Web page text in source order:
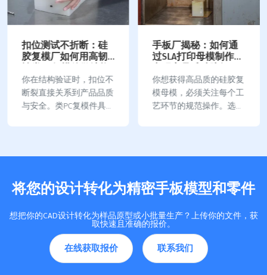
扣位测试不折断：硅
胶复模厂如何用高韧
验证
你在结构验证时，扣位不
断裂直接关系到产品品质
与安全。类PC复模件具备
料选型与焊接工艺对结构
性影响： 参数维度关键…
手板厂揭秘：如何通
过SLA打印母模制作，
模？
你想获得高品质的硅胶复
模母模，必须关注每个工
艺环节的规范操作。选择
样模具硬度和固化时间才
要慢慢搅拌，避免气泡产
生…
将您的设计转化为精密手板模型和零件
想把你的CAD设计转化为样品原型或小批量生产？上传你的文件，获
取快速且准确的报价。
在线获取报价 联系我们